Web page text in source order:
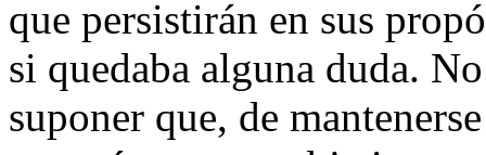
que persistirán en sus
si quedaba alguna duda.
suponer que, de